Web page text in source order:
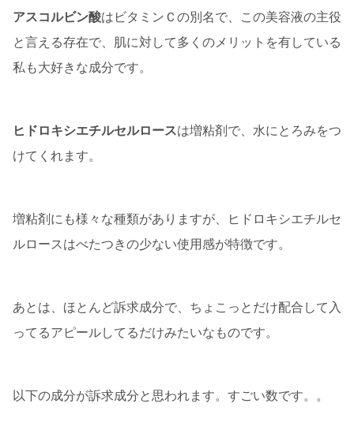
アスコルビン酸はビタミンＣの別名で、この美容液の主役
と言える存在で、肌に対して多くのメリットを有している
私も大好きな成分です。
ヒドロキシエチルセルロースは増粘剤で、水にとろみをつ
けてくれます。
増粘剤にも様々な種類がありますが、ヒドロキシエチルセ
ルロースはべたつきの少ない使用感が特徴です。
あとは、ほとんど訴求成分で、ちょこっとだけ配合して入
ってるアピールしてるだけみたいなものです。
以下の成分が訴求成分と思われます。すごい数です。。